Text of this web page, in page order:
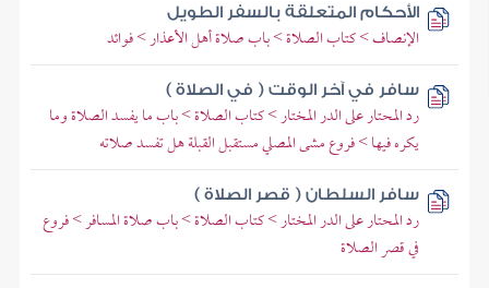
الأحكام المتعلقة بالسفر الطويل
الإنصاف > كتاب الصلاة > باب صلاة أهل الأعذار > فوائد
سافر في آخر الوقت ( في الصلاة )
رد المحتار على الدر المختار > كتاب الصلاة > باب ما يفسد الصلاة وما
يكره فيها > فروع مشى المصلي مستقبل القبلة هل تفسد صلاته
سافر السلطان ( قصر الصلاة )
رد المحتار على الدر المختار > كتاب الصلاة > باب صلاة المسافر > فروع
في قصر الصلاة